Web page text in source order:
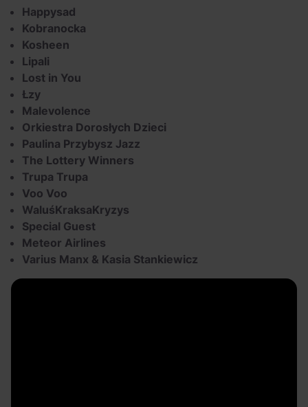
Happysad
Kobranocka
Kosheen
Lipali
Lost in You
Łzy
Malevolence
Orkiestra Dorosłych Dzieci
Paulina Przybysz Jazz
The Lottery Winners
Trupa Trupa
Voo Voo
WaluśKraksaKryzys
Special Guest
Meteor Airlines
Varius Manx & Kasia Stankiewicz